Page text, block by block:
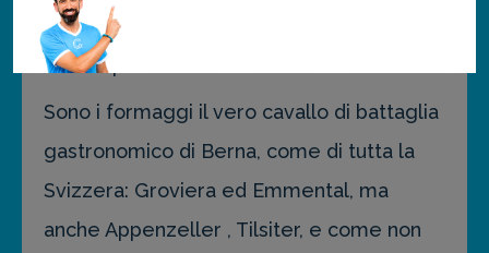
Capuns, un involtino di carne bollito nel
latte e poi nel brodo.
Sono i formaggi il vero cavallo di battaglia
gastronomico di Berna, come di tutta la
Svizzera: Groviera ed Emmental, ma
anche Appenzeller , Tilsiter, e come non